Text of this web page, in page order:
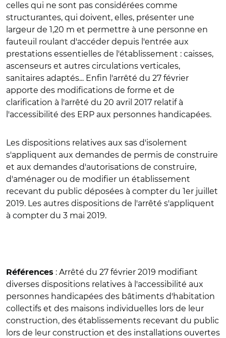
celles qui ne sont pas considérées comme
structurantes, qui doivent, elles, présenter une
largeur de 1,20 m et permettre à une personne en
fauteuil roulant d'accéder depuis l'entrée aux
prestations essentielles de l'établissement : caisses,
ascenseurs et autres circulations verticales,
sanitaires adaptés... Enfin l'arrêté du 27 février
apporte des modifications de forme et de
clarification à l'arrêté du 20 avril 2017 relatif à
l'accessibilité des ERP aux personnes handicapées.
Les dispositions relatives aux sas d'isolement
s'appliquent aux demandes de permis de construire
et aux demandes d'autorisations de construire,
d'aménager ou de modifier un établissement
recevant du public déposées à compter du 1er juillet
2019. Les autres dispositions de l'arrêté s'appliquent
à compter du 3 mai 2019.
Références : Arrêté du 27 février 2019 modifiant
diverses dispositions relatives à l'accessibilité aux
personnes handicapées des bâtiments d'habitation
collectifs et des maisons individuelles lors de leur
construction, des établissements recevant du public
lors de leur construction et des installations ouvertes